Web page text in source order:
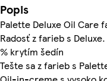
Popis
Palette Deluxe Oil Care
Radosť z farieb s
% krytím šedín
Tešte sa z farieb s